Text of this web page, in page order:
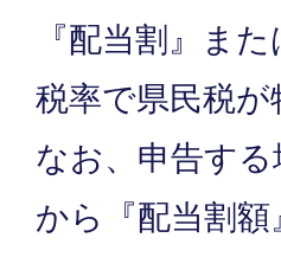
『配当割』ま
税率で県民税
なお、申告す
から『配当割